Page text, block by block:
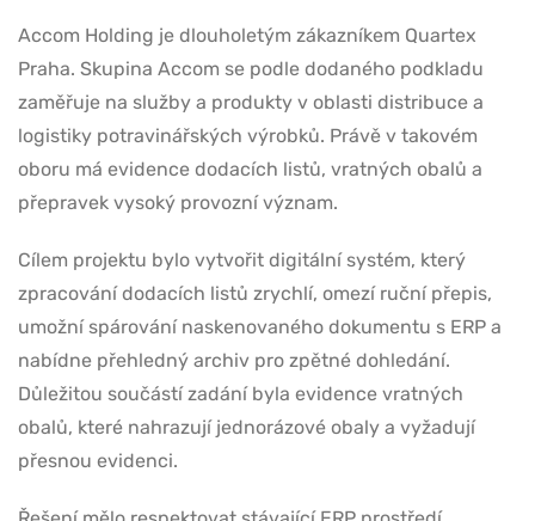
Accom Holding je dlouholetým zákazníkem Quartex
Praha. Skupina Accom se podle dodaného podkladu
zaměřuje na služby a produkty v oblasti distribuce a
logistiky potravinářských výrobků. Právě v takovém
oboru má evidence dodacích listů, vratných obalů a
přepravek vysoký provozní význam.
Cílem projektu bylo vytvořit digitální systém, který
zpracování dodacích listů zrychlí, omezí ruční přepis,
umožní spárování naskenovaného dokumentu s ERP a
nabídne přehledný archiv pro zpětné dohledání.
Důležitou součástí zadání byla evidence vratných
obalů, které nahrazují jednorázové obaly a vyžadují
přesnou evidenci.